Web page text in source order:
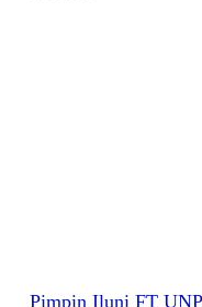
Pimpin Iluni FT